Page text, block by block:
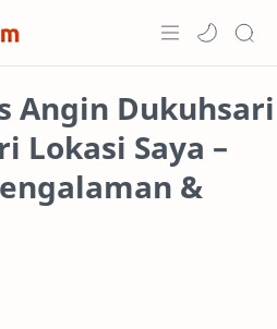
Projects
Angin Dukuhsari
Lokasi Saya –
&